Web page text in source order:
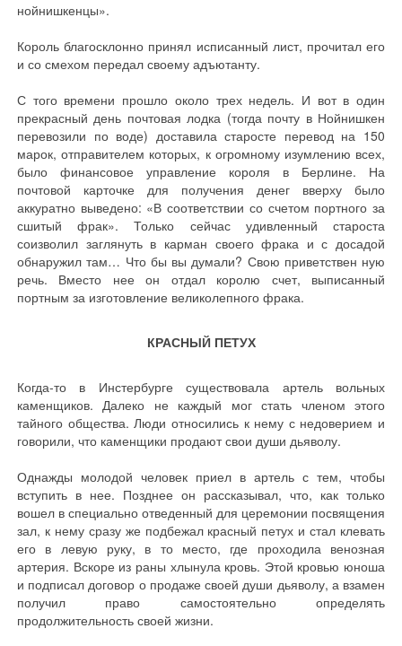
нойнишкенцы».
Король благосклонно принял исписанный лист, прочитал его
и со смехом передал своему адъютанту.
С того времени прошло около трех недель. И вот в один
прекрасный день почтовая лодка (тогда почту в Нойнишкен
перевозили по воде) доставила старосте перевод на 150
марок, отправителем которых, к огромному изумлению всех,
было финансовое управление короля в Берлине. На
почтовой карточке для получения денег вверху было
аккуратно выведено: «В соответствии со счетом портного за
сшитый фрак». Только сейчас удивленный староста
соизволил заглянуть в карман своего фрака и с досадой
обнаружил там… Что бы вы думали? Свою приветствен ную
речь. Вместо нее он отдал королю счет, выписанный
портным за изготовление великолепного фрака.
КРАСНЫЙ ПЕТУХ
Когда-то в Инстербурге существовала артель вольных
каменщиков. Далеко не каждый мог стать членом этого
тайного общества. Люди относились к нему с недоверием и
говорили, что каменщики продают свои души дьяволу.
Однажды молодой человек приел в артель с тем, чтобы
вступить в нее. Позднее он рассказывал, что, как только
вошел в специально отведенный для церемонии посвящения
зал, к нему сразу же подбежал красный петух и стал клевать
его в левую руку, в то место, где проходила венозная
артерия. Вскоре из раны хлынула кровь. Этой кровью юноша
и подписал договор о продаже своей души дьяволу, а взамен
получил право самостоятельно определять
продолжительность своей жизни.